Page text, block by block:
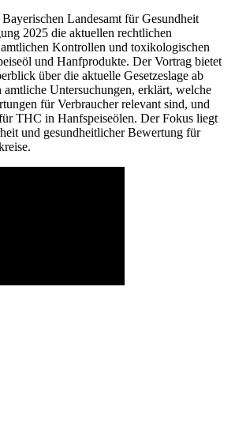
Landesamt für Gesundheit
2025 die aktuellen rechtlichen
Kontrollen und toxikologischen
und Hanfprodukte. Der Vortrag bietet
über die aktuelle Gesetzeslage ab
Untersuchungen, erklärt, welche
für Verbraucher relevant sind, und
THC in Hanfspeiseölen. Der Fokus liegt
und gesundheitlicher Bewertung für